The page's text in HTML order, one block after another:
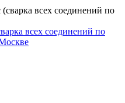
всех соединений по